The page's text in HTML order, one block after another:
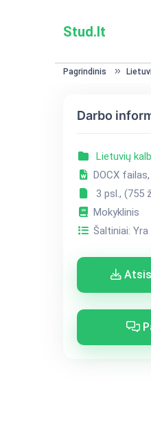
Stud.lt
Pagrindinis
Darbo
Lietuvių
DOCX
3 psl., (755
Mokyklinis
Šaltiniai: Yra